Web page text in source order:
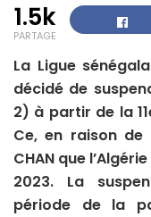
1.5k
PARTAGE
La Ligue
décidé de
2) à partir de la
Ce, en raison
CHAN que
2023. La
période de la